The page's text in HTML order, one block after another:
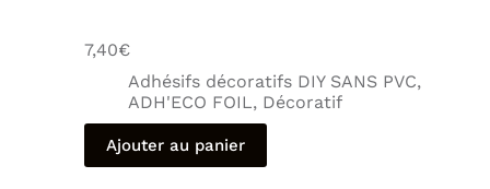
7,40€
Adhésifs décoratifs DIY SANS PVC,
ADH'ECO FOIL, Décoratif
Ajouter au panier